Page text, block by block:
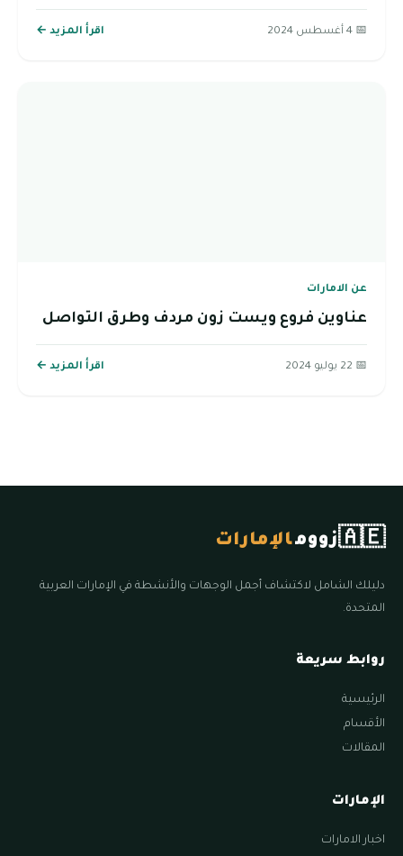
📅 4 أغسطس 2024 اقرأ المزيد ←
عن الامارات
عناوين فروع ويست زون مردف وطرق التواصل
📅 22 يوليو 2024 اقرأ المزيد ←
🇦🇪زوومالإمارات
دليلك الشامل لاكتشاف أجمل الوجهات والأنشطة في الإمارات العربية
المتحدة.
روابط سريعة
الرئيسية
الأقسام
المقالات
الإمارات
اخبار الامارات